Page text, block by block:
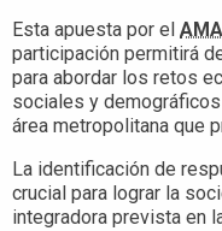
Esta apuesta por el
participación permitirá
para abordar los retos
sociales y
área metropolitana que
La identificación de
crucial para lograr la
integradora prevista en